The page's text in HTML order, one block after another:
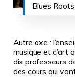
Blues
Autre axe :
musique et d’art
dix professeurs
des cours qui